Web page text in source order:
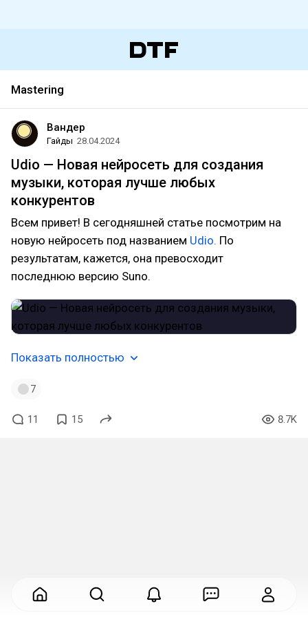
Mastering
Вандер
Гайды 28.04.2024
Udio — Новая нейросеть для создания
музыки, которая лучше любых
конкурентов
Всем привет! В сегодняшней статье посмотрим на
новую нейросеть под названием Udio. По
результатам, кажется, она превосходит
последнюю версию Suno.
Показать полностью
7
11 15 8.7K